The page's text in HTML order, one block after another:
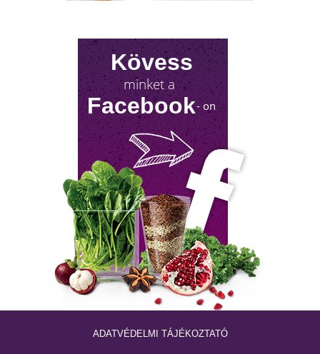
Milyen lehetőségeket rejt? Olvass tovább!
NYIROKRENDSZER KISOKOS
A nyirokrendszerünk fontosságáról keveset
hallani! Mutatjuk, mit tehetsz érte!
Kövess
minket a
Facebook- on
ADATVÉDELMI TÁJÉKOZTATÓ